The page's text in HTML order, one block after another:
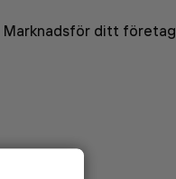
Marknadsför ditt företag